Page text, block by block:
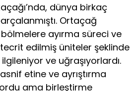
dünya birkaç
Ortaçağ
bölmelere ayırma süreci ve
edilmiş üniteler şeklinde
ve uğraşıyorlardı.
etine ve ayrıştırma
ama birleştirme